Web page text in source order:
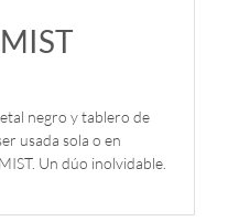
negro y tablero de
usada sola o en
Un dúo inolvidable.